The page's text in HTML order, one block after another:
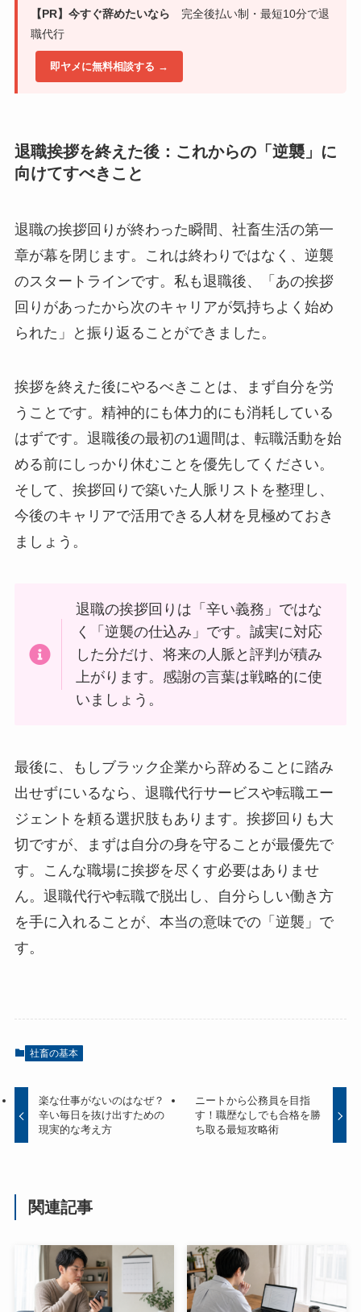
【PR】今すぐ辞めたいなら 完全後払い制・最短10分で退
職代行
即ヤメに無料相談する →
退職挨拶を終えた後：これからの「逆襲」に
向けてすべきこと
退職の挨拶回りが終わった瞬間、社畜生活の第一
章が幕を閉じます。これは終わりではなく、逆襲
のスタートラインです。私も退職後、「あの挨拶
回りがあったから次のキャリアが気持ちよく始め
られた」と振り返ることができました。
挨拶を終えた後にやるべきことは、まず自分を労
うことです。精神的にも体力的にも消耗している
はずです。退職後の最初の1週間は、転職活動を始
める前にしっかり休むことを優先してください。
そして、挨拶回りで築いた人脈リストを整理し、
今後のキャリアで活用できる人材を見極めておき
ましょう。
退職の挨拶回りは「辛い義務」ではな
く「逆襲の仕込み」です。誠実に対応
した分だけ、将来の人脈と評判が積み
上がります。感謝の言葉は戦略的に使
いましょう。
最後に、もしブラック企業から辞めることに踏み
出せずにいるなら、退職代行サービスや転職エー
ジェントを頼る選択肢もあります。挨拶回りも大
切ですが、まずは自分の身を守ることが最優先で
す。こんな職場に挨拶を尽くす必要はありませ
ん。退職代行や転職で脱出し、自分らしい働き方
を手に入れることが、本当の意味での「逆襲」で
す。
社畜の基本
楽な仕事がないのはなぜ？
辛い毎日を抜け出すための
現実的な考え方
ニートから公務員を目指
す！職歴なしでも合格を勝
ち取る最短攻略術
関連記事